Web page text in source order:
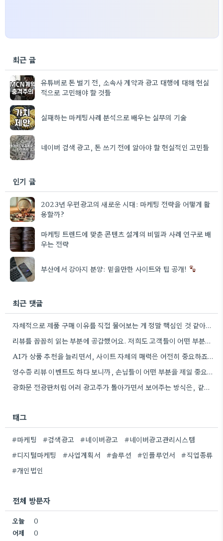
최근 글
유튜버로 돈 벌기 전, 소속사 계약과 광고 대행에 대해 현실
적으로 고민해야 할 것들
실패하는 마케팅사례 분석으로 배우는 실무의 기술
네이버 검색 광고, 돈 쓰기 전에 알아야 할 현실적인 고민들
인기 글
2023년 우편광고의 새로운 시대: 마케팅 전략을 어떻게 활
용할까?
마케팅 트렌드에 맞춘 콘텐츠 설계의 비밀과 사례 연구로 배
우는 전략
부산에서 강아지 분양: 믿을만한 사이트와 팁 공개!
최근 댓글
자체적으로 제품 구매 이유를 직접 물어보는 게 정말 핵심인 것 같아요. 설문조사 같은 건 데이터가…
리뷰를 꼼꼼히 읽는 부분에 공감했어요. 저희도 고객들이 어떤 부분을 가장 많이 언급하는지 파악하는 게 중요하더라구요.
AI가 상품 추천을 늘리면서, 사이트 자체의 매력은 여전히 중요하죠. 유입이 많아도 상세 페이지 경험이 좋지…
영수증 리뷰 이벤트도 하다 보니까, 손님들이 어떤 부분을 제일 중요하게 생각하는지 조금 알 것 같네요.
광화문 전광판처럼 여러 광고주가 돌아가면서 보여주는 방식은, 같은 메시지를 계속 반복하는 느낌이 있네요.
태그
#마케팅 #검색광고 #네이버광고
#네이버광고관리시스템
#디지털마케팅
#사업계획서 #솔루션 #인플루언서
#직업종류
#개인법인
전체 방문자
오늘
0
어제
0